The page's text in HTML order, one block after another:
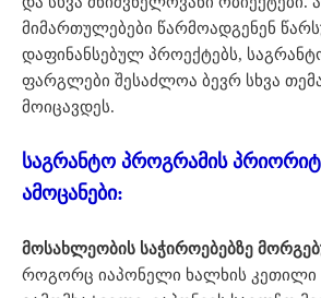
მიმართულებები წარმოადგენენ
დაფინანსებულ პროექტებს,
ფარგლები შესაძლოა ბევრ სხვა
მოიცავდეს.
საგრანტო პროგრამის
ამოცანები:
მოსახლეობის საჭიროებებზე
როგორც იაპონელი ხალხის კეთილი